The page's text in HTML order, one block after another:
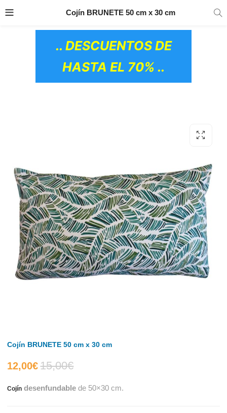
CERÁMICOS)
PRODUCTOS
.. DESCUENTOS DE
HASTA EL 70% ..
Cojín BRUNETE 50 cm x 30 cm
Cojín BRUNETE 50 cm x 30 cm
12,00€El
precio
15,00€El
precio
Cojín desenfundable de 50×30 cm.